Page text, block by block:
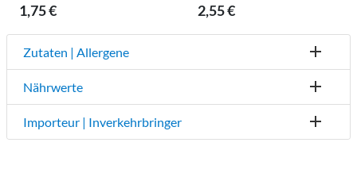
1,75 € 2,55 €
Zutaten | Allergene
Nährwerte
Importeur | Inverkehrbringer